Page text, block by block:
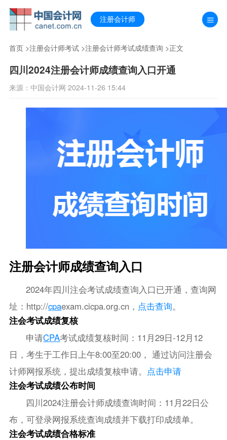
注册会计师
首页>注册会计师考试>注册会计师考试成绩查询 >正文
四川2024注册会计师成绩查询入口开通
来源：中国会计网 2024-11-26 15:44
注册会计师成绩查询入口
2024年四川注会考试成绩查询入口已开通，查询网
址：http://cpaexam.cicpa.org.cn， 点击查询。
注会考试成绩复核
申请CPA考试成绩复核时间：11月29日-12月12
日，考生于工作日上午8:00至20:00， 通过访问注册会
计师网报系统，提出成绩复核申请。 点击申请
注会考试成绩公布时间
四川2024注册会计师成绩查询时间：11月22日公
布，可登录网报系统查询成绩并下载打印成绩单。
注会考试成绩合格标准